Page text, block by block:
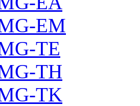
EM
TE
TH
TK